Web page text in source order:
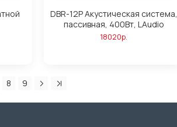
DBR-12P Акустическая система,
пассивная, 400Вт, LAudio
18020р.
8 9